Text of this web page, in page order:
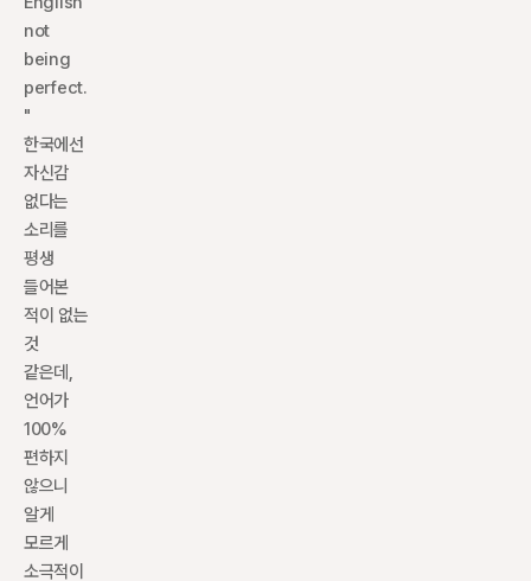
not
being
perfect.
"
한국에선
자신감
없다는
소리를
평생
들어본
적이 없는
것
같은데,
언어가
100%
편하지
않으니
알게
모르게
소극적이